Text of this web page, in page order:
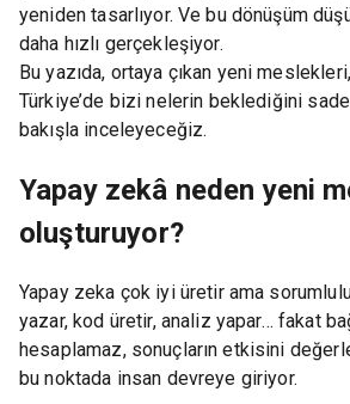
yeniden tasarlıyor. Ve bu dönüşüm
daha hızlı gerçekleşiyor.
Bu yazıda, ortaya çıkan yeni
Türkiye’de bizi nelerin beklediğini
bakışla inceleyeceğiz.
Yapay zekâ neden yeni
oluşturuyor?
Yapay zeka çok iyi üretir ama
yazar, kod üretir, analiz yapar… fakat
hesaplamaz, sonuçların etkisini
bu noktada insan devreye giriyor.